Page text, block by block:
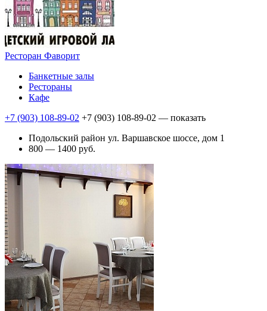
Ресторан Фаворит
Банкетные залы
Рестораны
Кафе
+7 (903) 108-89-02 +7 (903) 108-89-02 — показать
Подольский район ул. Варшавское шоссе, дом 1
800 — 1400 руб.